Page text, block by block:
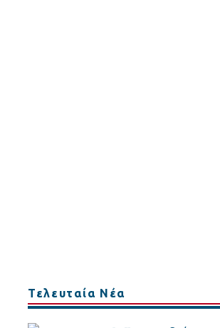
Τελευταία Νέα